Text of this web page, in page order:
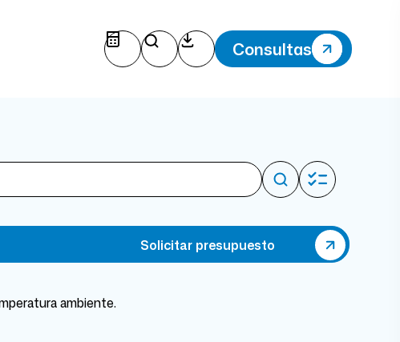
Consultas
ambiente.
Solicitar presupuesto